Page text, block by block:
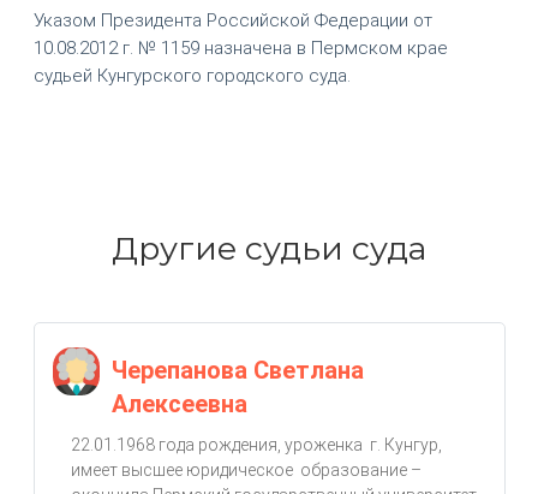
Указом Президента Российской Федерации от
10.08.2012 г. № 1159 назначена в Пермском крае
судьей Кунгурского городского суда.
Другие судьи суда
Черепанова Светлана
Алексеевна
22.01.1968 года рождения, уроженка г. Кунгур,
имеет высшее юридическое образование –